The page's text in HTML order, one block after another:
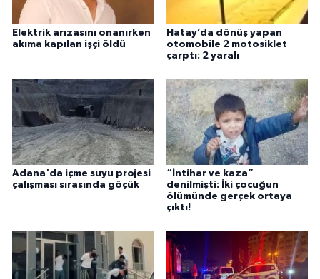
Elektrik arızasını onanırken
akıma kapılan işçi öldü
Hatay’da dönüş yapan
otomobile 2 motosiklet
çarptı: 2 yaralı
Adana'da içme suyu projesi
çalışması sırasında göçük
“İntihar ve kaza”
denilmişti: İki çocuğun
ölümünde gerçek ortaya
çıktı!